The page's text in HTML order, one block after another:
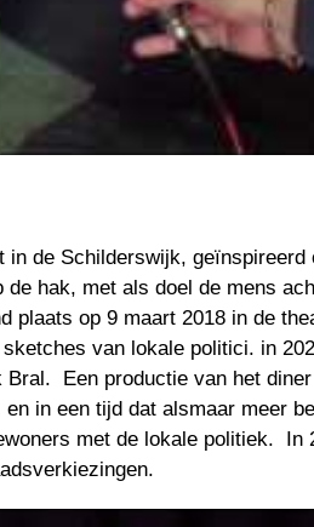
de Schilderswijk,
hak, met als doel de mens
op 9 maart 2018 in de
van lokale politici. in
Een productie van het
in een tijd dat alsmaar meer
met de lokale politiek.